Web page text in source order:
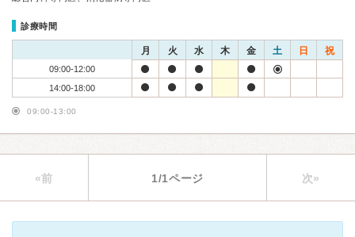
診療時間
月 火 水 木 金 土 日 祝
09:00-12:00
14:00-18:00
09:00-13:00
«前 1/1ページ 次»